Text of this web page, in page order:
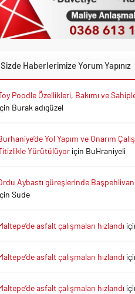
Sizde Haberlerimize Yorum Yapınız
Poodle Özellikleri, Bakımı ve
Burak adıgüzel
Yol Yapım ve Onarım
Yürütülüyoriçin BuHraniyeli
Aybastı güreşlerinde
Sude
asfalt çalışmaları hızlandı
asfalt çalışmaları hızlandı
asfalt çalışmaları hızlandı